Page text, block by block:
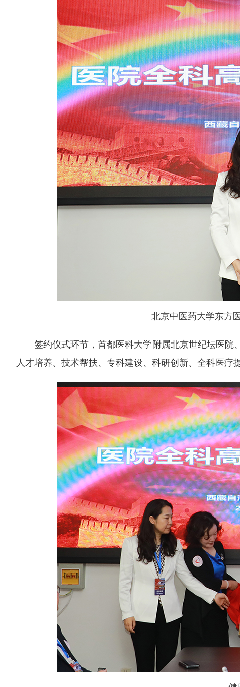
北京中医药大学东方
签约仪式环节，首都医科大学附属北京世纪坛医
人才培养、技术帮扶、专科建设、科研创新、全科医疗